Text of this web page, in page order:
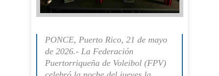
PONCE, Puerto Rico, 21 de mayo
de 2026.- La Federación
Puertorriqueña de Voleibol (FPV)